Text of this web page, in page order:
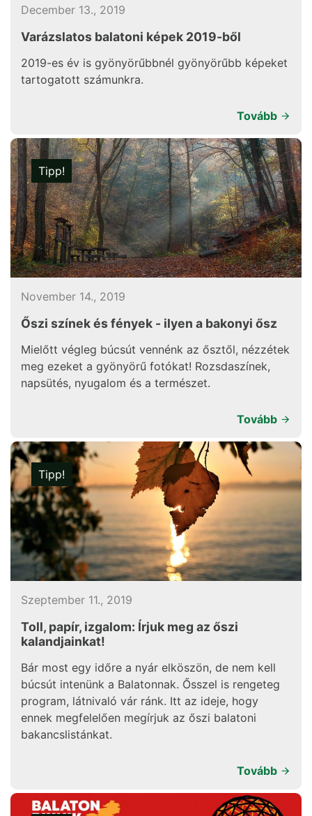
December 13., 2019
Varázslatos balatoni képek 2019-ből
2019-es év is gyönyörűbbnél gyönyörűbb képeket
tartogatott számunkra.
Tovább
Tipp!
November 14., 2019
Őszi színek és fények - ilyen a bakonyi ősz
Mielőtt végleg búcsút vennénk az ősztől, nézzétek
meg ezeket a gyönyörű fotókat! Rozsdaszínek,
napsütés, nyugalom és a természet.
Tovább
Tipp!
Szeptember 11., 2019
Toll, papír, izgalom: Írjuk meg az őszi
kalandjainkat!
Bár most egy időre a nyár elköszön, de nem kell
búcsút intenünk a Balatonnak. Ősszel is rengeteg
program, látnivaló vár ránk. Itt az ideje, hogy
ennek megfelelően megírjuk az őszi balatoni
bakancslistánkat.
Tovább